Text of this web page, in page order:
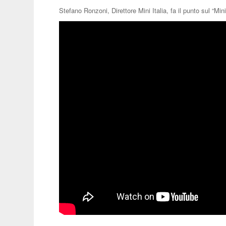
Stefano Ronzoni, Direttore Mini Italia, fa il punto sul